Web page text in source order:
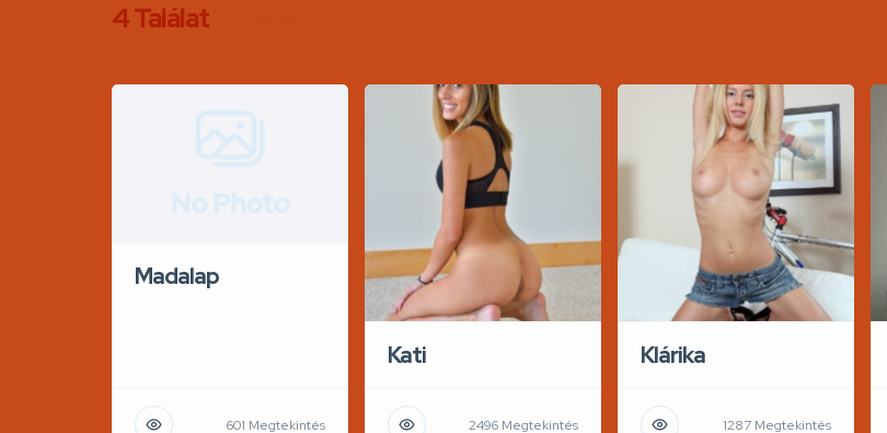
4Találat
Madalap
601 Megtekintés
Kati
2496 Megtekintés
Klárika
1287 Megtekintés